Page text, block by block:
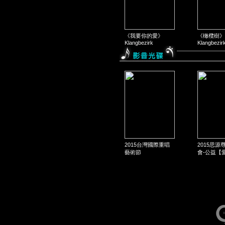
《我要你的愛》
Klangbezirk
《橄欖樹》
2015台灣國際重唱
藝術節
2015思源
會-公益【